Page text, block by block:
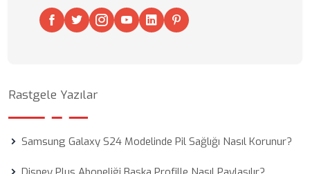
Rastgele Yazılar
Samsung Galaxy S24 Modelinde Pil Sağlığı Nasıl Korunur?